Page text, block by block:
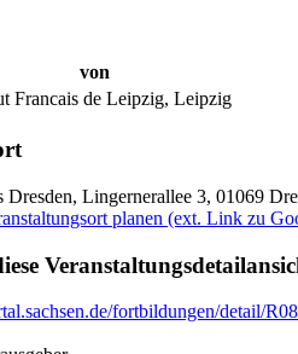
von
Francais de Leipzig, Leipzig
Dresden, Lingernerallee 3, 01069
planen (ext. Link zu
fortbildungen/detail/